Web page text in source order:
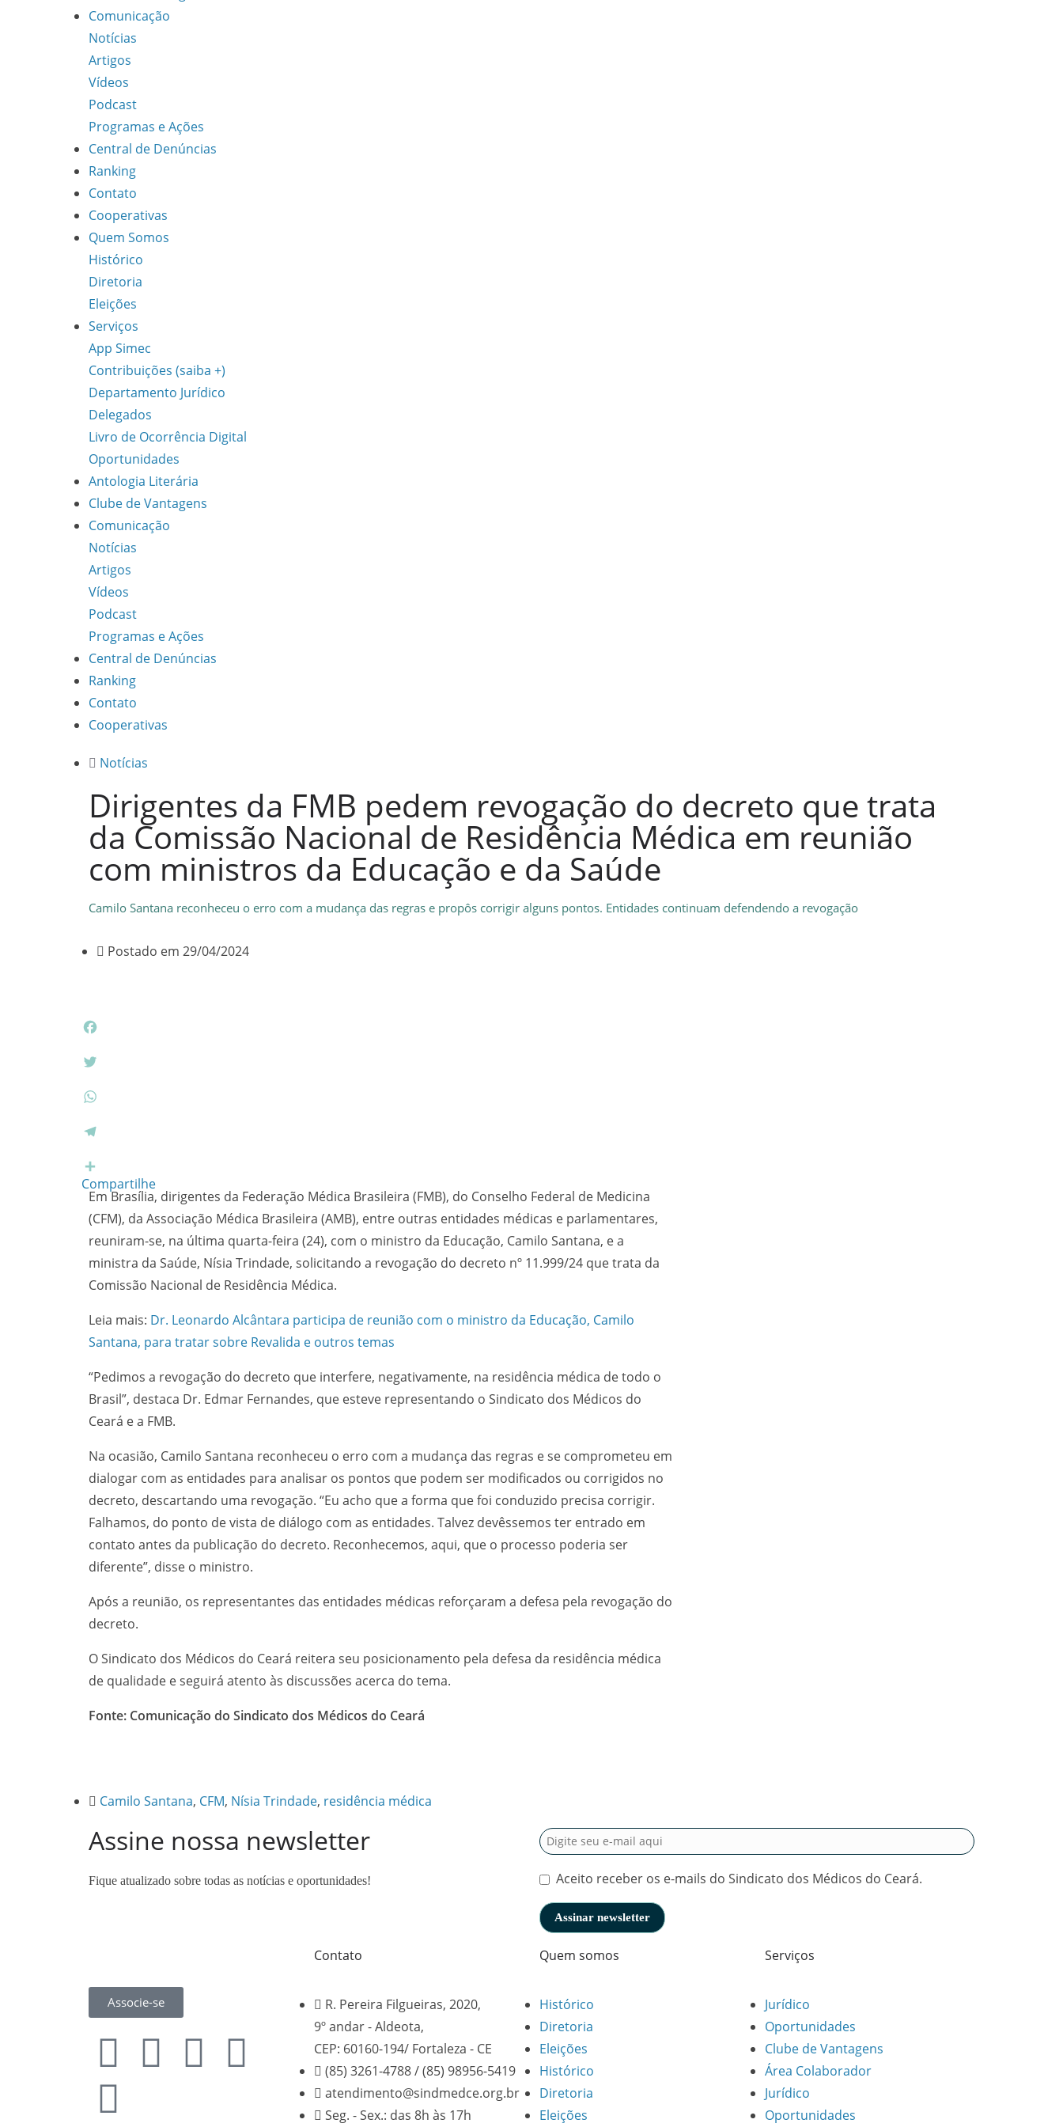
Comunicação
Notícias
Artigos
Vídeos
Podcast
Programas e Ações
Central de Denúncias
Ranking
Contato
Cooperativas
Quem Somos
Histórico
Diretoria
Eleições
Serviços
App Simec
Contribuições (saiba +)
Departamento Jurídico
Delegados
Livro de Ocorrência Digital
Oportunidades
Antologia Literária
Clube de Vantagens
Comunicação
Notícias
Artigos
Vídeos
Podcast
Programas e Ações
Central de Denúncias
Ranking
Contato
Cooperativas
Notícias
Dirigentes da FMB pedem revogação do decreto que trata
da Comissão Nacional de Residência Médica em reunião
com ministros da Educação e da Saúde
Camilo Santana reconheceu o erro com a mudança das regras e propôs corrigir alguns pontos. Entidades continuam defendendo a revogação
Postado em 29/04/2024
a
e
o
k
w
t
e
r
h
t
s
p
e
l
m
Compartilhe
Em Brasília, dirigentes da Federação Médica Brasileira (FMB), do Conselho Federal de Medicina
(CFM), da Associação Médica Brasileira (AMB), entre outras entidades médicas e parlamentares,
reuniram-se, na última quarta-feira (24), com o ministro da Educação, Camilo Santana, e a
ministra da Saúde, Nísia Trindade, solicitando a revogação do decreto nº 11.999/24 que trata da
Comissão Nacional de Residência Médica.
Leia mais: Dr. Leonardo Alcântara participa de reunião com o ministro da Educação, Camilo
Santana, para tratar sobre Revalida e outros temas
“Pedimos a revogação do decreto que interfere, negativamente, na residência médica de todo o
Brasil”, destaca Dr. Edmar Fernandes, que esteve representando o Sindicato dos Médicos do
Ceará e a FMB.
Na ocasião, Camilo Santana reconheceu o erro com a mudança das regras e se comprometeu em
dialogar com as entidades para analisar os pontos que podem ser modificados ou corrigidos no
decreto, descartando uma revogação. “Eu acho que a forma que foi conduzido precisa corrigir.
Falhamos, do ponto de vista de diálogo com as entidades. Talvez devêssemos ter entrado em
contato antes da publicação do decreto. Reconhecemos, aqui, que o processo poderia ser
diferente”, disse o ministro.
Após a reunião, os representantes das entidades médicas reforçaram a defesa pela revogação do
decreto.
O Sindicato dos Médicos do Ceará reitera seu posicionamento pela defesa da residência médica
de qualidade e seguirá atento às discussões acerca do tema.
Fonte: Comunicação do Sindicato dos Médicos do Ceará
Camilo Santana, CFM, Nísia Trindade, residência médica
Assine nossa newsletter
Fique atualizado sobre todas as notícias e oportunidades! Aceito receber os e-mails do Sindicato dos Médicos do Ceará.
Associe-se
Contato
R. Pereira Filgueiras, 2020,
9º andar - Aldeota,
CEP: 60160-194/ Fortaleza - CE
(85) 3261-4788 / (85) 98956-5419
atendimento@sindmedce.org.br
Seg. - Sex.: das 8h às 17h
Quem somos
Histórico
Diretoria
Eleições
Histórico
Diretoria
Eleições
Serviços
Jurídico
Oportunidades
Clube de Vantagens
Área Colaborador
Jurídico
Oportunidades